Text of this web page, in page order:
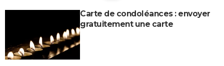
Carte de condoléances : envoyer
gratuitement une carte